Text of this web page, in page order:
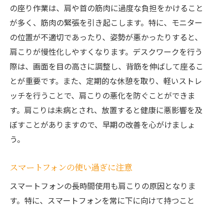
の座り作業は、肩や首の筋肉に過度な負担をかけること
が多く、筋肉の緊張を引き起こします。特に、モニター
の位置が不適切であったり、姿勢が悪かったりすると、
肩こりが慢性化しやすくなります。デスクワークを行う
際は、画面を目の高さに調整し、背筋を伸ばして座るこ
とが重要です。また、定期的な休憩を取り、軽いストレ
ッチを行うことで、肩こりの悪化を防ぐことができま
す。肩こりは未病とされ、放置すると健康に悪影響を及
ぼすことがありますので、早期の改善を心がけましょ
う。
スマートフォンの使い過ぎに注意
スマートフォンの長時間使用も肩こりの原因となりま
す。特に、スマートフォンを常に下に向けて持つこと